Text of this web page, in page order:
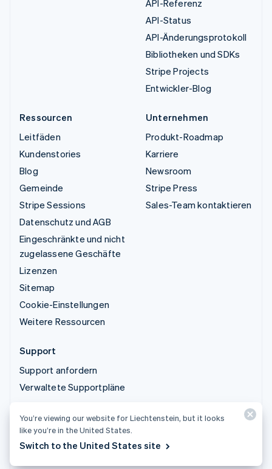
API-Referenz
API-Status
API-Änderungsprotokoll
Bibliotheken und SDKs
Stripe Projects
Entwickler-Blog
Ressourcen
Leitfäden
Kundenstories
Blog
Gemeinde
Stripe Sessions
Datenschutz und AGB
Eingeschränkte und nicht
zugelassene Geschäfte
Lizenzen
Sitemap
Cookie-Einstellungen
Weitere Ressourcen
Unternehmen
Produkt-Roadmap
Karriere
Newsroom
Stripe Press
Sales-Team kontaktieren
Support
Support anfordern
Verwaltete Supportpläne
© 2026 Stripe, LLC
You’re viewing our website for Liechtenstein, but it looks
like you’re in the United States.
Switch to the United States site